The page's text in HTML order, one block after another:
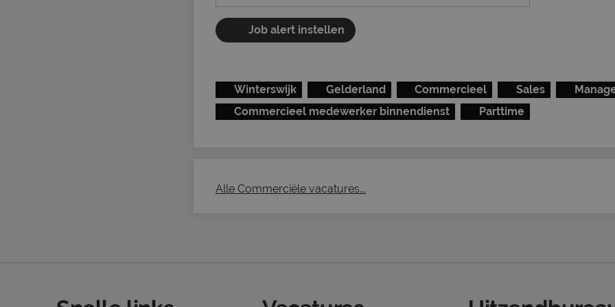
Job alert instellen
Winterswijk Gelderland Commercieel Sales
Commercieel medewerker binnendienst
Parttime
Alle Commerciële vacatures...